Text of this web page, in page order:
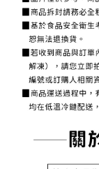
1.分期款項不併入電
醒簡訊。
2.透過簡訊連結打開
帳／街口支付／
【注意事項】
1.本服務係由「台灣
用戶於交易時，得透
買賣價金債權讓與本
資料（包含姓名、電
由本公司與您本人進
【「AFTEE先享後付
１．於結帳方式選擇
結帳頁面，進行簡訊
２．訂單成立數日內
３．收到繳費通知簡
ATM／網路銀行／等
※ 請注意：結帳手續
購買商品的店家。未
後付繳納相關費用。
是否繳費成功／繳費
客戶支援中心」
全家冷凍超取(購買
不適用此配送)
每筆NT$150，滿
7-11冷凍超取(預
宅配)
冷凍宅配(配送時